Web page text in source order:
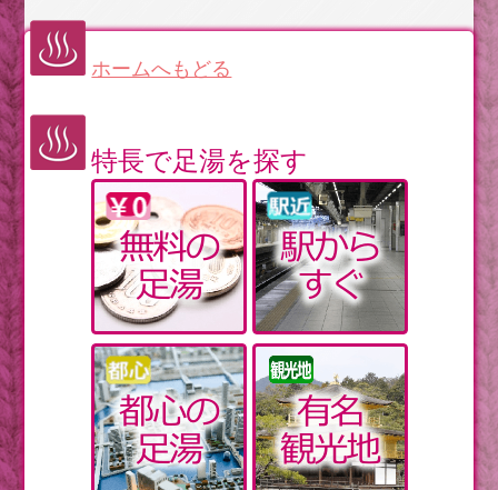
う【後編】
【群馬】高崎名産「だるま」の顔を自分で描く体験に
海岸近くにいるときに、地震が発生したらどうするべ
きか
眠れない日常を助ける食べもの。シジミにも睡眠に良
い効果が
【北海道】北見・温根湯温泉。源泉かけ流しの美肌の
いにしえの権力者の質実で肩肘張らない交際
黄砂を家の中に取り込まない換気テクニック＋アルフ
【日本史】奈良時代前半は5個のイベントを要チェック
【花粉症】漢方を使って体質ごと改善するのもアリ
忍者を体験して丸一日たっぷり遊ぼう【東日本編】
【鹿児島】知覧の武家屋敷群散策へ出かけよう
【神奈川】春が来た横浜の森を歩こう
ホームへもどる
特長で足湯を探す